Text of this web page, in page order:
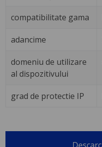
compatibilitate gama
adancime
domeniu de utilizare
al dispozitivului
grad de protectie IP